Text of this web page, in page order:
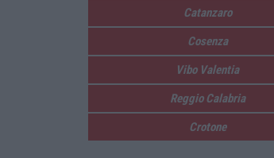
Catanzaro
Cosenza
Vibo Valentia
Reggio Calabria
Crotone